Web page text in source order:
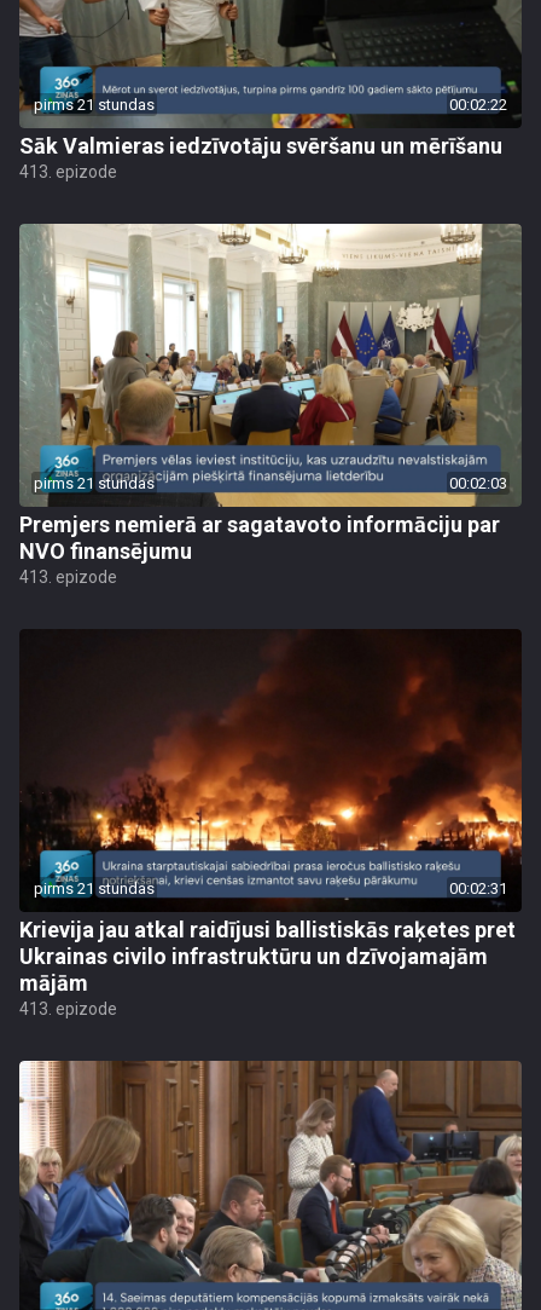
pirms 21 stundas 00:02:22
Sāk Valmieras iedzīvotāju svēršanu un mērīšanu
413. epizode
pirms 21 stundas 00:02:03
Premjers nemierā ar sagatavoto informāciju par
NVO finansējumu
413. epizode
pirms 21 stundas 00:02:31
Krievija jau atkal raidījusi ballistiskās raķetes pret
Ukrainas civilo infrastruktūru un dzīvojamajām
mājām
413. epizode